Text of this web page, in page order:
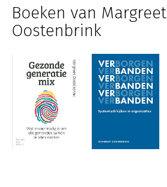
Boeken van Margreet
Oostenbrink